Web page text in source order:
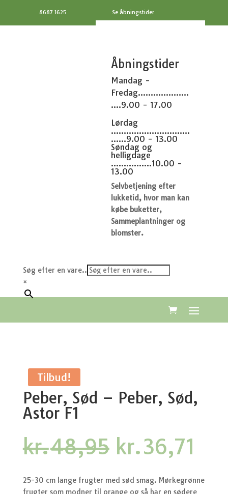
8687 1625 Se åbningstider
Åbningstider
Mandag -
Fredag....................
....9.00 - 17.00
Lørdag
...............................
......9.00 - 13.00
Søndag og
helligdage
................10.00 -
13.00
Selvbetjening efter
lukketid, hvor man kan
købe buketter,
Sammeplantninger og
blomster.
Søg efter en vare..
×
Tilbud!
Peber, Sød – Peber, Sød,
Astor F1
kr.48,95 Den
oprindelige
pris
var:
kr.36,71
er:
25-30 cm lange frugter med sød smag. Mørkegrønne
frugter som modner til orange og så har en sødere